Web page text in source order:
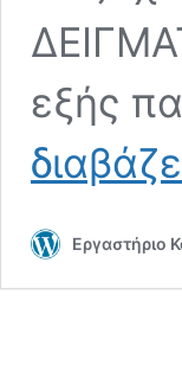
εξής
Εργαστήριο